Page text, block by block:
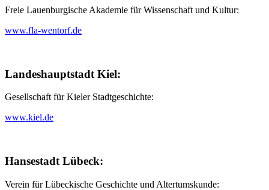
Freie Lauenburgische Akademie für Wissenschaft und Kultur:
www.fla-wentorf.de
Landeshauptstadt Kiel:
Gesellschaft für Kieler Stadtgeschichte:
www.kiel.de
Hansestadt Lübeck:
Verein für Lübeckische Geschichte und Altertumskunde: